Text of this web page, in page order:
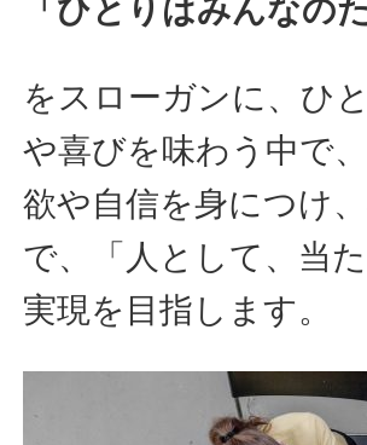
「ひとりはみんなの
をスローガンに、ひ
や喜びを味わう中で
欲や自信を身につけ
で、「人として、当
実現を目指します。